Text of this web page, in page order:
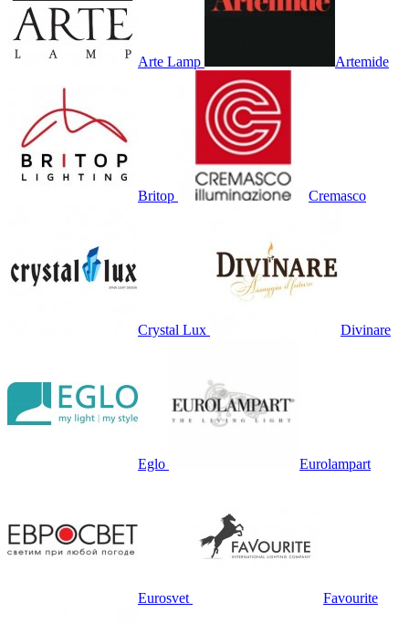
Arte Lamp Artemide
Britop Cremasco
Crystal Lux Divinare
Eglo Eurolampart
Eurosvet Favourite